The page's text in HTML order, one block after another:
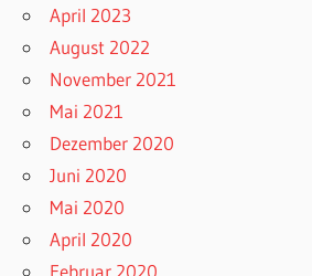
April 2023
August 2022
November 2021
Mai 2021
Dezember 2020
Juni 2020
Mai 2020
April 2020
Februar 2020